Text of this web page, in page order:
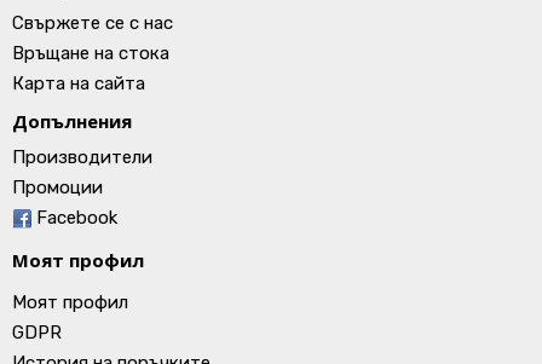
Свържете се с нас
Връщане на стока
Карта на сайта
Допълнения
Производители
Промоции
Facebook
Моят профил
Моят профил
GDPR